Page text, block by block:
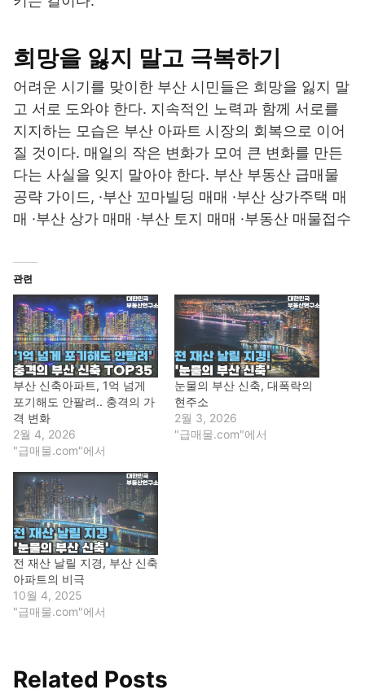
희망을 잃지 말고 극복하기
어려운 시기를 맞이한 부산 시민들은 희망을 잃지 말
고 서로 도와야 한다. 지속적인 노력과 함께 서로를
지지하는 모습은 부산 아파트 시장의 회복으로 이어
질 것이다. 매일의 작은 변화가 모여 큰 변화를 만든
다는 사실을 잊지 말아야 한다. 부산 부동산 급매물
공략 가이드, ·부산 꼬마빌딩 매매 ·부산 상가주택 매
매 ·부산 상가 매매 ·부산 토지 매매 ·부동산 매물접수
관련
부산 신축아파트, 1억 넘게
포기해도 안팔려.. 충격의 가
격 변화
2월 4, 2026
"급매물.com"에서
눈물의 부산 신축, 대폭락의
현주소
2월 3, 2026
"급매물.com"에서
전 재산 날릴 지경, 부산 신축
아파트의 비극
10월 4, 2025
"급매물.com"에서
Related Posts